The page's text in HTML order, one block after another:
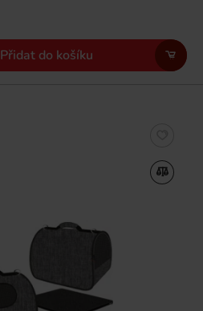
Přidat do košíku